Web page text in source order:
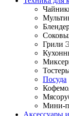
Грили
Посуда
Мини-
Аксессуары